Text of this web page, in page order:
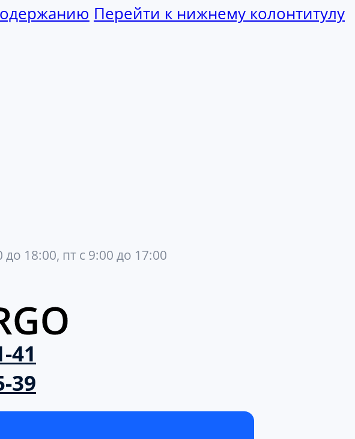
Перейти к нижнему колонтитулу
18:00, пт с 9:00 до 17:00
41
39